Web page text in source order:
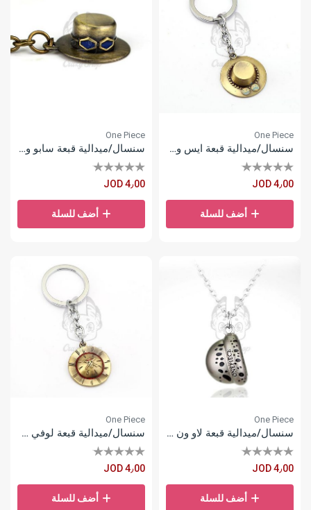
One Piece
سنسال/ميدالية قبعة ايس ون بيس
JOD 4٫00
أضف للسلة
One Piece
سنسال/ميدالية قبعة سابو ون بيس
JOD 4٫00
أضف للسلة
One Piece
سنسال/ميدالية قبعة لاو ون بيس
JOD 4٫00
أضف للسلة
One Piece
سنسال/ميدالية قبعة لوفي ون بيس
JOD 4٫00
أضف للسلة